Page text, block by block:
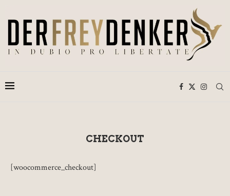
CHECKOUT
[woocommerce_checkout]